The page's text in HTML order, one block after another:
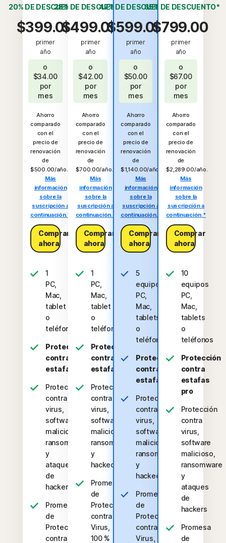
20% DE DESCUENTO*
$399.00
primer
año
o
$34.00
por
mes
Ahorro
comparado
con el
precio de
renovación
de
$500.00/año.
Más
información
sobre la
suscripción a
continuación.*
Comprar
ahora
1
PC,
Mac,
tablet
o
teléfono
Protección
contra
estafas
Protección
contra
virus,
software
malicioso,
ransomware
y
ataques
de
hackers
Promesa
de
Protección
contra
28% DE DESCUENTO*
$499.00
primer
año
o
$42.00
por
mes
Ahorro
comparado
con el
precio de
renovación
de
$700.00/año.
Más
información
sobre la
suscripción a
continuación.*
Comprar
ahora
1
PC,
Mac,
tablet
o
teléfono
Protección
contra
estafas
Protección
contra
virus,
software
malicioso,
ransomware
y
hackeos
Promesa
de
Protección
contra
Virus,
100 %
47% DE DESCUENTO*
$599.00
primer
año
o
$50.00
por
mes
Ahorro
comparado
con el
precio de
renovación
de
$1,140.00/año.
Más
información
sobre la
suscripción a
continuación.*
Comprar
ahora
5
equipos
PC,
Mac,
tablets
o
teléfonos
Protección
contra
estafas
Protección
contra
virus,
software
malicioso,
ransomware
y
hackeos
Promesa
de
Protección
contra
Virus,
65% DE DESCUENTO*
$799.00
primer
año
o
$67.00
por
mes
Ahorro
comparado
con el
precio de
renovación
de
$2,289.00/año.
Más
información
sobre la
suscripción a
continuación.*
Comprar
ahora
10
equipos
PC,
Mac,
tablets
o
teléfonos
Protección
contra
estafas
pro
Protección
contra
virus,
software
malicioso,
ransomware
y
ataques
de
hackers
Promesa
de